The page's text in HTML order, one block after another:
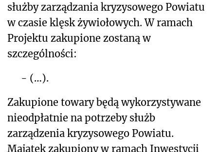
służby zarządzania kryzysowego Powiatu
w czasie klęsk żywiołowych. W ramach
Projektu zakupione zostaną w
szczególności:
- (…).
Zakupione towary będą wykorzystywane
nieodpłatnie na potrzeby służb
zarządzenia kryzysowego Powiatu.
Majątek zakupiony w ramach Inwestycji